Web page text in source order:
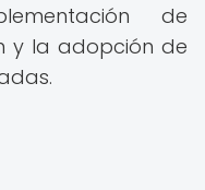
de
y la adopción de